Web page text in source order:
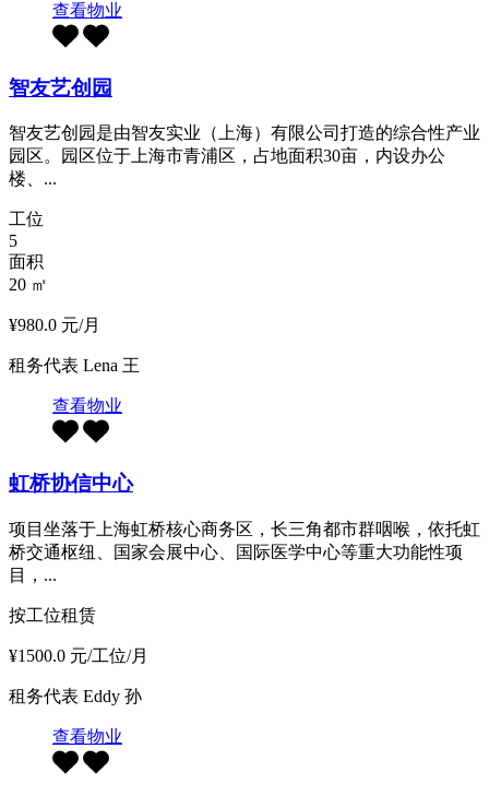
查看物业
智友艺创园
智友艺创园是由智友实业（上海）有限公司打造的综合性产业
园区。园区位于上海市青浦区，占地面积30亩，内设办公
楼、...
工位
5
面积
20 ㎡
¥980.0 元/月
租务代表 Lena 王
查看物业
虹桥协信中心
项目坐落于上海虹桥核心商务区，长三角都市群咽喉，依托虹
桥交通枢纽、国家会展中心、国际医学中心等重大功能性项
目，...
按工位租赁
¥1500.0 元/工位/月
租务代表 Eddy 孙
查看物业